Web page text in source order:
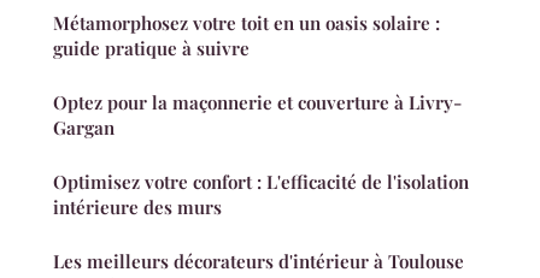
Métamorphosez votre toit en un oasis solaire :
guide pratique à suivre
Optez pour la maçonnerie et couverture à Livry-
Gargan
Optimisez votre confort : L'efficacité de l'isolation
intérieure des murs
Les meilleurs décorateurs d'intérieur à Toulouse